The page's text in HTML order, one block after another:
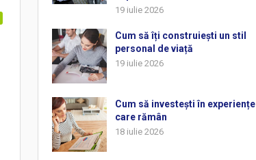
19 iulie 2026
Cum să îți construiești un stil
personal de viață
19 iulie 2026
Cum să investești în experiențe
care rămân
18 iulie 2026